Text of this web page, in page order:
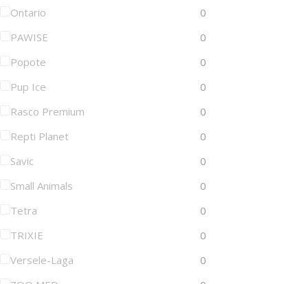
Ontario
0
PAWISE
0
Popote
0
Pup Ice
0
Rasco Premium
0
Repti Planet
0
Savic
0
Small Animals
0
Tetra
0
TRIXIE
0
Versele-Laga
0